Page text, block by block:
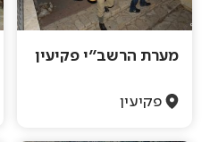
מערת הרשב"י פקיעין
פקיעין